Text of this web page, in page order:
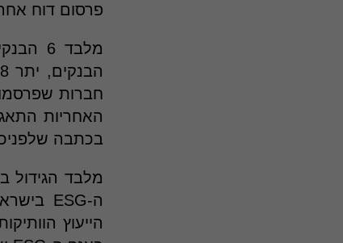
פרסום דוח
מלבד
בכתבה
מלבד הגידול
הייעוץ